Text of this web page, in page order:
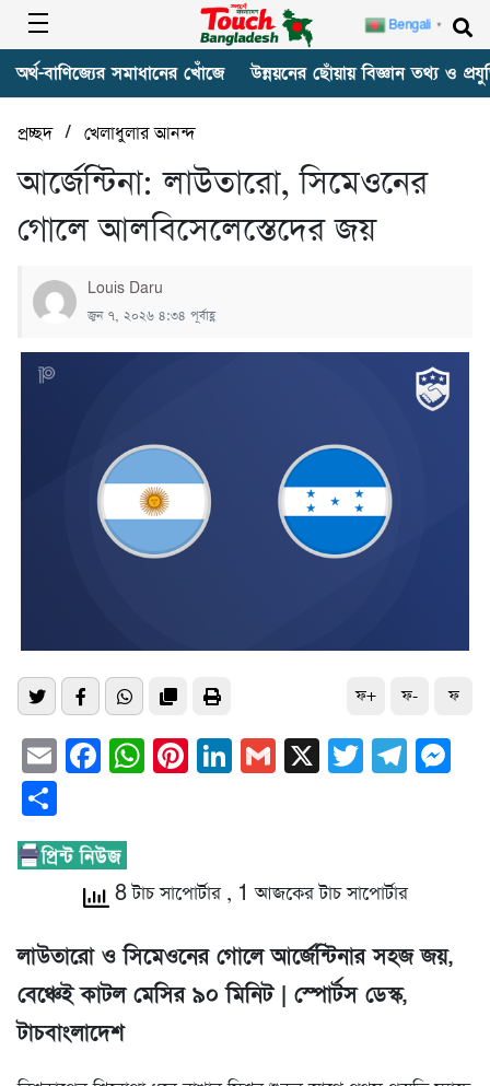
অর্থ-বাণিজ্যের সমাধানের খোঁজে উন্নয়নের ছোঁয়ায় বিজ্ঞান তথ্য ও
প্রচ্ছদ/ খেলাধুলার আনন্দ
আর্জেন্টিনা: লাউতারো, সিমেওনের
গোলে আলবিসেলেস্তেদের জয়
Louis Daru
জুন ৭, ২০২৬ ৪:৩৪ পূর্বাহ্ণ
ফ+ ফ- ফ
EmailFacebook
WhatsApp
Pinterest
LinkedIn
Gmail
X Twitter
8 টাচ সাপোর্টার , 1 আজকের টাচ সাপোর্টার
লাউতারো ও সিমেওনের গোলে আর্জেন্টিনার সহজ জয়,
বেঞ্চেই কাটল মেসির ৯০ মিনিট | স্পোর্টস ডেস্ক,
টাচবাংলাদেশ
Bengali ▼